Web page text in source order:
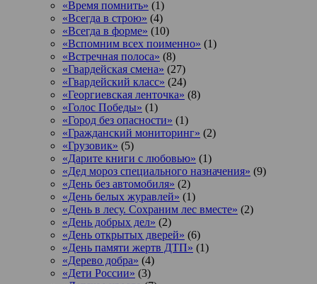
«Время помнить» (1)
«Всегда в строю» (4)
«Всегда в форме» (10)
«Вспомним всех поименно» (1)
«Встречная полоса» (8)
«Гвардейская смена» (27)
«Гвардейский класс» (24)
«Георгиевская ленточка» (8)
«Голос Победы» (1)
«Город без опасности» (1)
«Гражданский мониторинг» (2)
«Грузовик» (5)
«Дарите книги с любовью» (1)
«Дед мороз специального назначения» (9)
«День без автомобиля» (2)
«День белых журавлей» (1)
«День в лесу. Сохраним лес вместе» (2)
«День добрых дел» (2)
«День открытых дверей» (6)
«День памяти жертв ДТП» (1)
«Дерево добра» (4)
«Дети России» (3)